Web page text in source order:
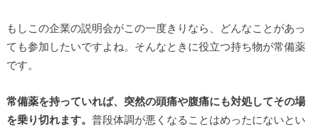
もしこの企業の説明会がこの一度きりなら、どんなことがあっ
ても参加したいですよね。そんなときに役立つ持ち物が常備薬
です。
常備薬を持っていれば、突然の頭痛や腹痛にも対処してその場
を乗り切れます。 普段体調が悪くなることはめったにないとい